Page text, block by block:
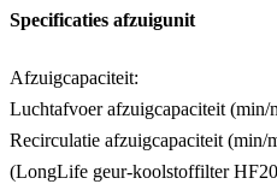
Specificaties afzuigunit
Afzuigcapaciteit:
Luchtafvoer afzuigcapaciteit (min/
Recirculatie afzuigcapaciteit (min/
(LongLife geur-koolstoffilter